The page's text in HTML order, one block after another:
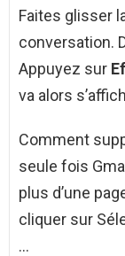
Faites glisser
conversation.
Appuyez sur
va alors
Comment
seule fois
plus d’une
cliquer sur
…